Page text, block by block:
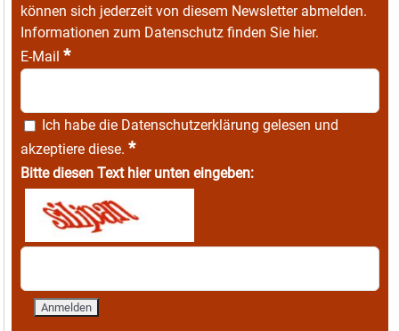
können sich jederzeit von diesem Newsletter abmelden.
Informationen zum Datenschutz finden Sie hier.
E-Mail *
Ich habe die Datenschutzerklärung gelesen und
akzeptiere diese. *
Bitte diesen Text hier unten eingeben: